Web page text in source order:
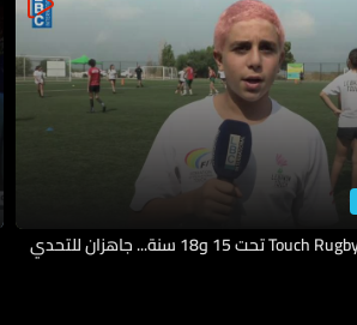
منتخبا لبنان للـTouch Rugby تحت 15 و18 سنة... جاهزان للتحدي